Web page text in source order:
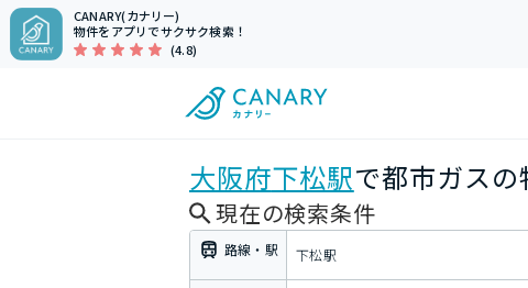
CANARY(カナリー)
物件をアプリでサクサク検索！
(4.8)
大阪府下松駅で都市ガスの
現在の検索条件
路線・駅 下松駅